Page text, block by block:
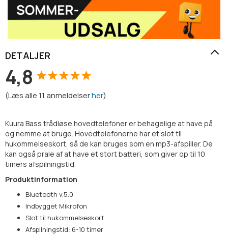
DETALJER
4,8
(Læs alle11 anmeldelserher)
Kuura Bass trådløse hovedtelefoner er behagelige at have på
og nemme at bruge. Hovedtelefonerne har et slot til
hukommelseskort, så de kan bruges som en mp3-afspiller. De
kan også prale af at have et stort batteri, som giver op til 10
timers afspilningstid.
Produktinformation
Bluetooth v.5.0
Indbygget Mikrofon
Slot til hukommelseskort
Afspilningstid: 6-10 timer